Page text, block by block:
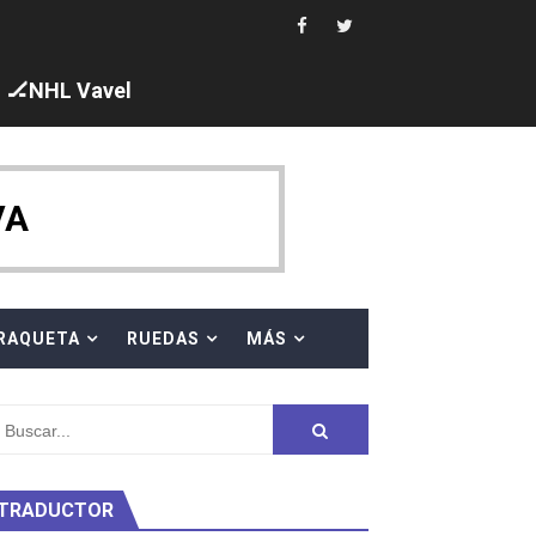
Taddeucci. Ángela Martínez 5ª en 10km
al equipo neutral ruso, llevándose 8 medallas, seis para
en el Grand Slam Mexico
🏒NHL Vavel
RAQUETA RUEDAS MÁS